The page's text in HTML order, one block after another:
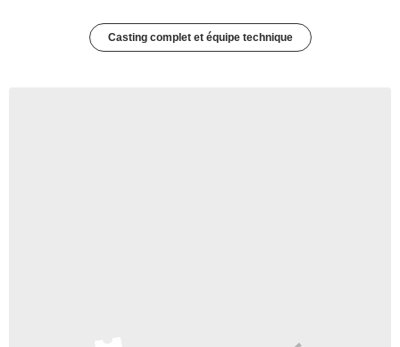
Casting complet et équipe technique